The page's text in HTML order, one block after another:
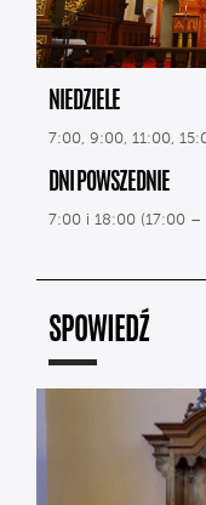
NIEDZIELE
7:00, 9:00, 11:00,
DNI POWSZEDNIE
7:00 i 18:00 (17:00 –
SPOWIEDŹ